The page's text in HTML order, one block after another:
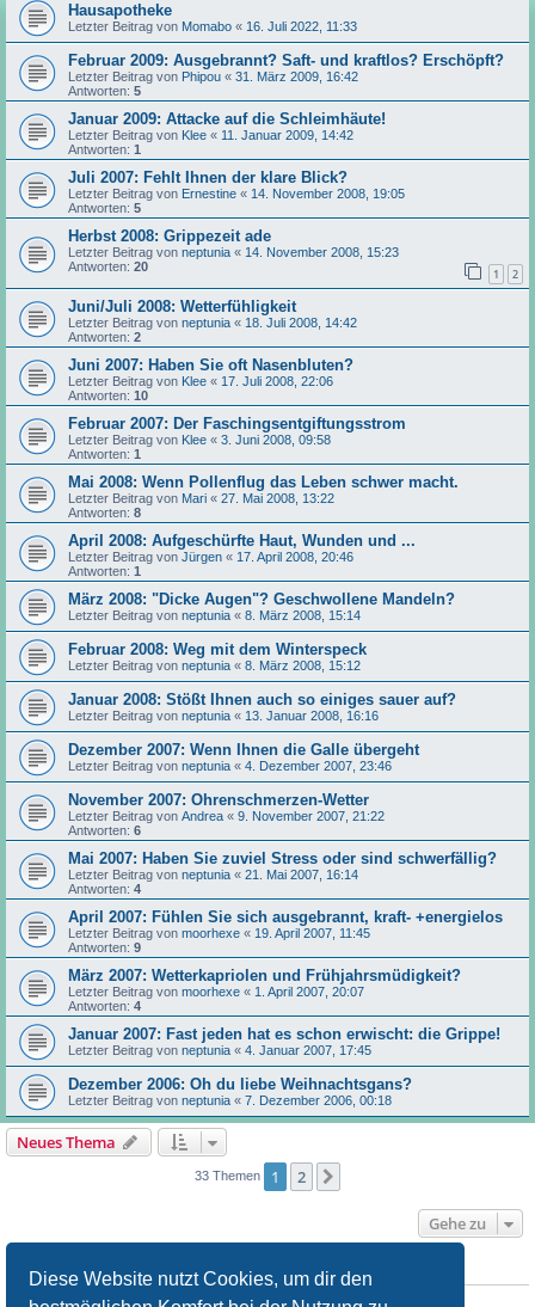
Diese Website nutzt Cookies, um dir den
Hausapotheke
Letzter Beitrag von Momabo « 16. Juli 2022, 11:33
Februar 2009: Ausgebrannt? Saft- und kraftlos? Erschöpft?
Letzter Beitrag von Phipou « 31. März 2009, 16:42
Antworten: 5
Januar 2009: Attacke auf die Schleimhäute!
Letzter Beitrag von Klee « 11. Januar 2009, 14:42
Antworten: 1
Juli 2007: Fehlt Ihnen der klare Blick?
Letzter Beitrag von Ernestine « 14. November 2008, 19:05
Antworten: 5
Herbst 2008: Grippezeit ade
Letzter Beitrag von neptunia « 14. November 2008, 15:23
Antworten: 20 1 2
Juni/Juli 2008: Wetterfühligkeit
Letzter Beitrag von neptunia « 18. Juli 2008, 14:42
Antworten: 2
Juni 2007: Haben Sie oft Nasenbluten?
Letzter Beitrag von Klee « 17. Juli 2008, 22:06
Antworten: 10
Februar 2007: Der Faschingsentgiftungsstrom
Letzter Beitrag von Klee « 3. Juni 2008, 09:58
Antworten: 1
Mai 2008: Wenn Pollenflug das Leben schwer macht.
Letzter Beitrag von Mari « 27. Mai 2008, 13:22
Antworten: 8
April 2008: Aufgeschürfte Haut, Wunden und ...
Letzter Beitrag von Jürgen « 17. April 2008, 20:46
Antworten: 1
März 2008: "Dicke Augen"? Geschwollene Mandeln?
Letzter Beitrag von neptunia « 8. März 2008, 15:14
Februar 2008: Weg mit dem Winterspeck
Letzter Beitrag von neptunia « 8. März 2008, 15:12
Januar 2008: Stößt Ihnen auch so einiges sauer auf?
Letzter Beitrag von neptunia « 13. Januar 2008, 16:16
Dezember 2007: Wenn Ihnen die Galle übergeht
Letzter Beitrag von neptunia « 4. Dezember 2007, 23:46
November 2007: Ohrenschmerzen-Wetter
Letzter Beitrag von Andrea « 9. November 2007, 21:22
Antworten: 6
Mai 2007: Haben Sie zuviel Stress oder sind schwerfällig?
Letzter Beitrag von neptunia « 21. Mai 2007, 16:14
Antworten: 4
April 2007: Fühlen Sie sich ausgebrannt, kraft- +energielos
Letzter Beitrag von moorhexe « 19. April 2007, 11:45
Antworten: 9
März 2007: Wetterkapriolen und Frühjahrsmüdigkeit?
Letzter Beitrag von moorhexe « 1. April 2007, 20:07
Antworten: 4
Januar 2007: Fast jeden hat es schon erwischt: die Grippe!
Letzter Beitrag von neptunia « 4. Januar 2007, 17:45
Dezember 2006: Oh du liebe Weihnachtsgans?
Letzter Beitrag von neptunia « 7. Dezember 2006, 00:18
Neues Thema
33 Themen 1 2
Gehe zu
BERECHTIGUNGEN IN DIESEM FORUM
Du darfst
keine
neuen Themen in diesem Forum erstellen.